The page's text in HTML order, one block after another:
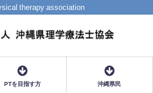
therapy association
PTを目指す方 沖縄県民